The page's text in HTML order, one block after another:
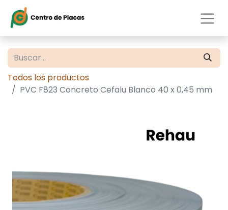
Todos los productos
PVC F823 Concreto Cefalu Blanco 40 x 0,45 mm